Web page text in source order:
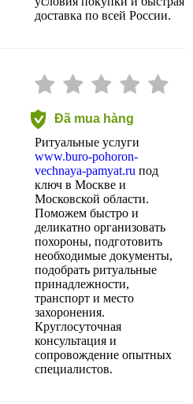
доставка по всей России.
Đã mua hàng
Ритуальные услуги
www.buro-pohoron-
vechnaya-pamyat.ru под
ключ в Москве и
Московской области.
Поможем быстро и
деликатно организовать
похороны, подготовить
необходимые документы,
подобрать ритуальные
принадлежности,
транспорт и место
захоронения.
Круглосуточная
консультация и
сопровождение опытных
специалистов.